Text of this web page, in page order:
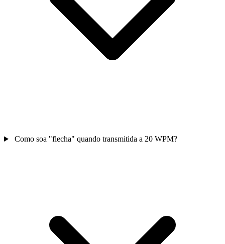
Como soa "flecha" quando transmitida a 20 WPM?